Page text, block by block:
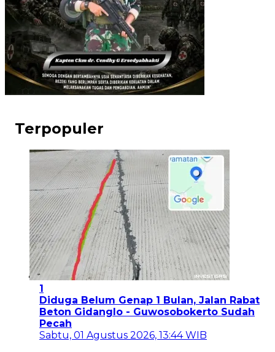
Terpopuler
1
Diduga Belum Genap 1 Bulan, Jalan Rabat
Beton Gidanglo - Guwosobokerto Sudah
Pecah
Sabtu, 01 Agustus 2026, 13:44 WIB